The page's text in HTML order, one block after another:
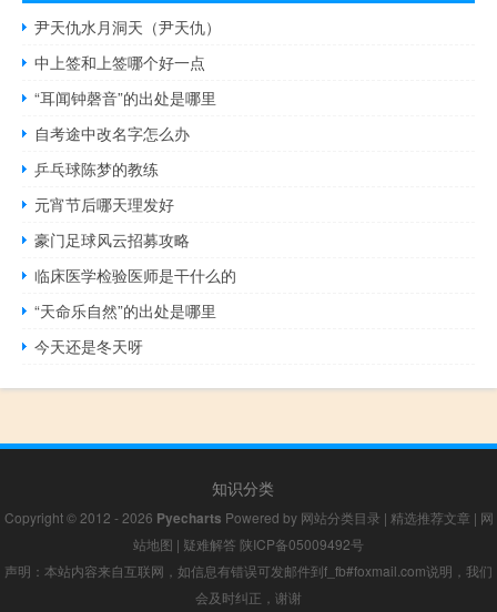
尹天仇水月洞天（尹天仇）
中上签和上签哪个好一点
“耳闻钟磬音”的出处是哪里
自考途中改名字怎么办
乒乓球陈梦的教练
元宵节后哪天理发好
豪门足球风云招募攻略
临床医学检验医师是干什么的
“天命乐自然”的出处是哪里
今天还是冬天呀
知识分类
Copyright © 2012 - 2026 Pyecharts Powered by 网站分类目录 | 精选推荐文章 | 网
站地图 | 疑难解答 陕ICP备05009492号
声明：本站内容来自互联网，如信息有错误可发邮件到f_fb#foxmail.com说明，我们
会及时纠正，谢谢